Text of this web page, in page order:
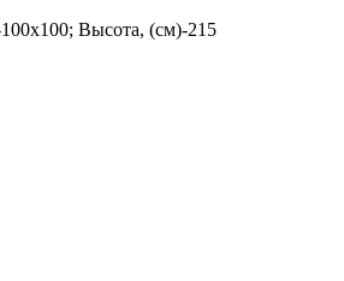
Высота, (см)-215